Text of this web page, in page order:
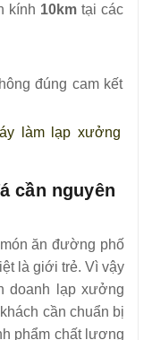
kính 10km tại các
đúng cam kết
làm lạp xưởng
cần nguyên
ăn đường phố
là giới trẻ. Vì vậy
doanh lạp xưởng
cần chuẩn bị
phẩm chất lượng